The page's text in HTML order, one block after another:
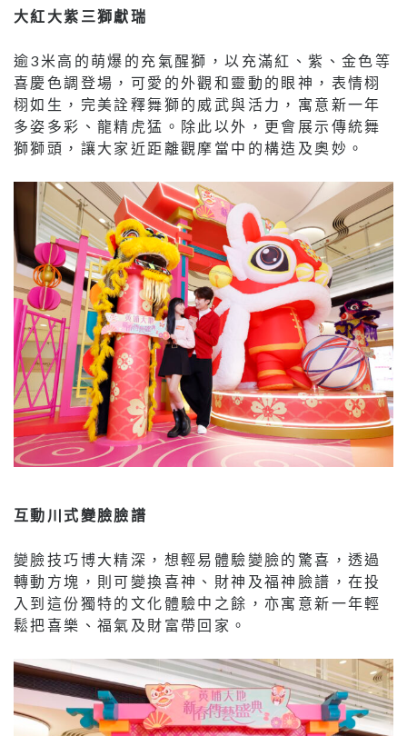
大紅大紫三獅獻瑞
逾3米高的萌爆的充氣醒獅，以充滿紅、紫、金色等
喜慶色調登場，可愛的外觀和靈動的眼神，表情栩
栩如生，完美詮釋舞獅的威武與活力，寓意新一年
多姿多彩、龍精虎猛。除此以外，更會展示傳統舞
獅獅頭，讓大家近距離觀摩當中的構造及奧妙。
互動川式變臉臉譜
變臉技巧博大精深，想輕易體驗變臉的驚喜，透過
轉動方塊，則可變換喜神、財神及福神臉譜，在投
入到這份獨特的文化體驗中之餘，亦寓意新一年輕
鬆把喜樂、福氣及財富帶回家。